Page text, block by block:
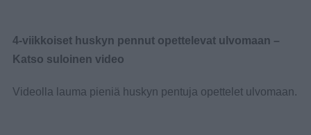
4-viikkoiset huskyn pennut opettelevat ulvomaan –
Katso suloinen video
Videolla lauma pieniä huskyn pentuja opettelet ulvomaan.